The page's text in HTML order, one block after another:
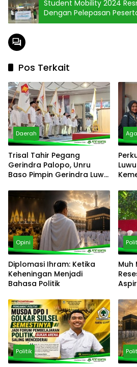
Student Mobility 2024
Dengan Pelepasan
Pos Terkait
Daerah
Trisal Tahir Pegang
Gerindra Palopo, Unru
Baso Pimpin Gerindra Luwu
Opini
Diplomasi Ihram: Ketika
Keheningan Menjadi
Bahasa Politik
‎Muh
Politik